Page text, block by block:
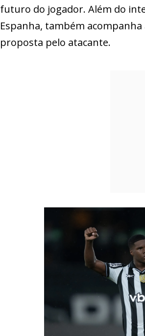
futuro do jogador. Além do
Espanha, também
proposta pelo atacante.